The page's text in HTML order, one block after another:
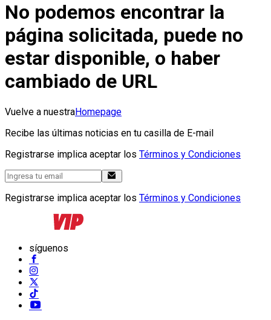
No podemos encontrar la
página solicitada, puede no
estar disponible, o haber
cambiado de URL
Vuelve a nuestraHomepage
Recibe las últimas noticias en tu casilla de E-mail
Registrarse implica aceptar los Términos y Condiciones
Registrarse implica aceptar los Términos y Condiciones
síguenos